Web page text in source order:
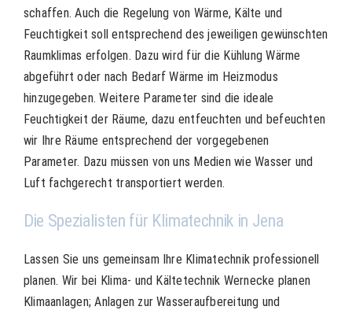
schaffen. Auch die Regelung von Wärme, Kälte und
Feuchtigkeit soll entsprechend des jeweiligen gewünschten
Raumklimas erfolgen. Dazu wird für die Kühlung Wärme
abgeführt oder nach Bedarf Wärme im Heizmodus
hinzugegeben. Weitere Parameter sind die ideale
Feuchtigkeit der Räume, dazu entfeuchten und befeuchten
wir Ihre Räume entsprechend der vorgegebenen
Parameter. Dazu müssen von uns Medien wie Wasser und
Luft fachgerecht transportiert werden.
Die Spezialisten für Klimatechnik in Jena
Lassen Sie uns gemeinsam Ihre Klimatechnik professionell
planen. Wir bei Klima- und Kältetechnik Wernecke planen
Klimaanlagen; Anlagen zur Wasseraufbereitung und